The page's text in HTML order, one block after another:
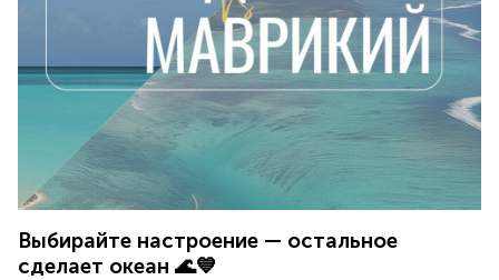
Выбирайте настроение — остальное
сделает океан 🌊💙